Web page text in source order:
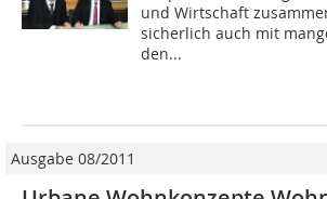
und Wirtschaft
sicherlich auch mit
den...
Ausgabe 08/2011